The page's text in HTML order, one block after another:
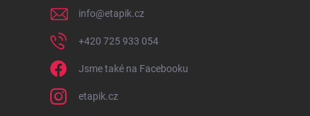
info@etapik.cz
+420 725 933 054
Jsme také na Facebooku
etapik.cz